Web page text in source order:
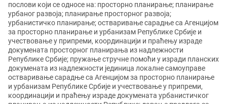
послови који се односе на: просторно планирање; планирање
урбаног развоја; планирање просторног развоја;
урбанистичко планирање; остваривање сарадње са Агенцијом
за просторно планирање и урбанизам Републике Србије и
учествовање у припреми, координацији и праћењу израде
докумената просторног планирања из надлежности
Републике Србије; пружање стручне помоћи у изради планских
докумената из надлежности јединица локалне самоуправе
остваривање сарадње са Агенцијом за просторно планирање
и урбанизам Републике Србије и учествовање у припреми,
координацији и праћењу израде докумената урбанистичког